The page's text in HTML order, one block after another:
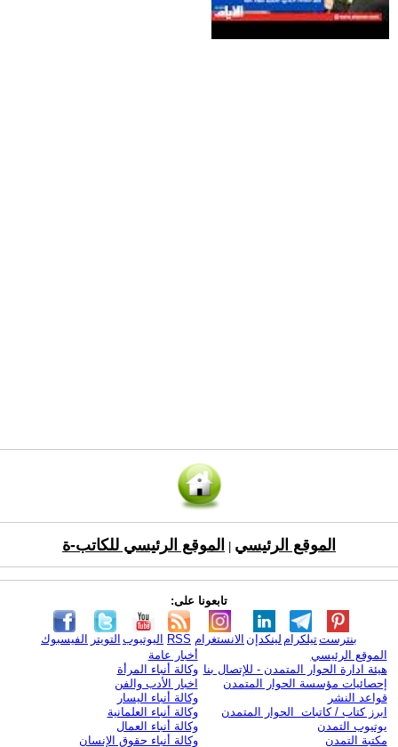
الموقع الرئيسي الموقع الرئيسي للكاتب-ة
تابعونا على:
الفيسبوك التويتر اليوتيوب RSS الانستغرام لينكدإن تيلكرامبنترست
الموقع الرئيسي
هيئة ادارة الحوار المتمدن - للإتصال بنا
إحصائيات مؤسسة الحوار المتمدن
قواعد النشر
ابرز كتاب / كاتبات الحوار المتمدن
يوتيوب التمدن
مكتبة التمدن
أخبار عامة
وكالة أنباء المرأة
اخبار الأدب والفن
وكالة أنباء اليسار
وكالة أنباء العلمانية
وكالة أنباء العمال
وكالة أنباء حقوق الإنسان